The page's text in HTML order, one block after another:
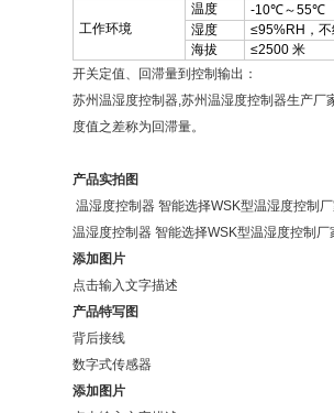
工作环境
温度
-10℃～55℃
湿度
≤95%RH，
海拔
≤2500 米
开关定值、回滞量到控制输出：
苏州温湿度控制器,苏州温湿度控制器生产
度值之差称为回滞量。
产品实拍图
温湿度控制器 智能选择WSK型温湿度控制
温湿度控制器 智能选择WSK型温湿度控制
添加图片
点击输入文字描述
产品特写图
背后接线
数字式传感器
添加图片